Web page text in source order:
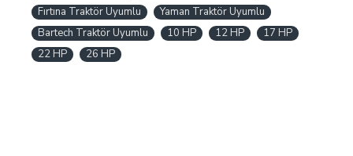
Fırtına Traktör Uyumlu
Yaman Traktör Uyumlu
Bartech Traktör Uyumlu
10 HP 12 HP
17 HP
22 HP
26 HP